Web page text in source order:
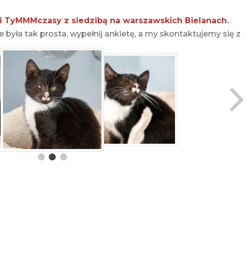
TyMMMczasy z siedzibą na warszawskich Bielanach.
tak prosta, wypełnij ankietę, a my skontaktujemy się z